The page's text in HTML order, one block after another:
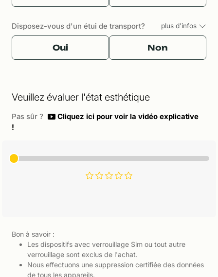
Disposez-vous d'un étui de transport? plus d'infos
Oui Non
Veuillez évaluer l'état esthétique
Pas sûr ?
Cliquez ici pour voir la vidéo explicative
!
Bon à savoir :
Les dispositifs avec verrouillage Sim ou tout autre
verrouillage sont exclus de l'achat.
Nous effectuons une suppression certifiée des données
de tous les appareils.